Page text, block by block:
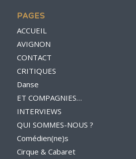
PAGES
ACCUEIL
AVIGNON
CONTACT
CRITIQUES
Danse
ET COMPAGNIES…
INTERVIEWS
QUI SOMMES-NOUS ?
Comédien(ne)s
Cirque & Cabaret